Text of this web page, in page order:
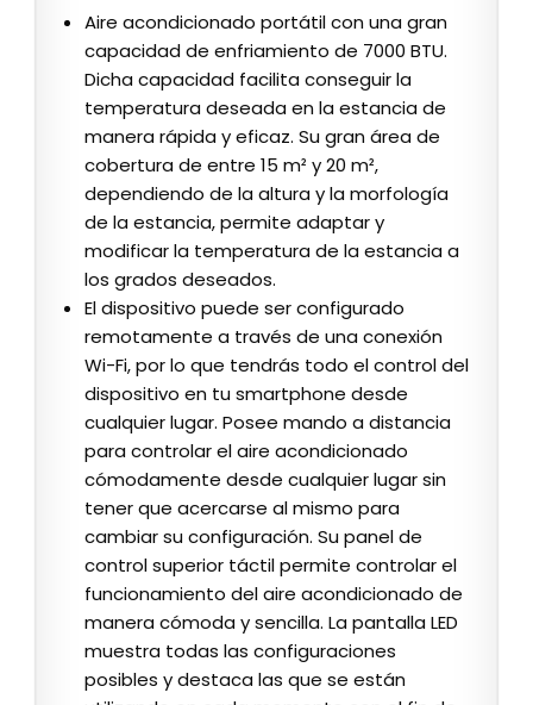
Aire acondicionado portátil con una gran
capacidad de enfriamiento de 7000 BTU.
Dicha capacidad facilita conseguir la
temperatura deseada en la estancia de
manera rápida y eficaz. Su gran área de
cobertura de entre 15 m² y 20 m²,
dependiendo de la altura y la morfología
de la estancia, permite adaptar y
modificar la temperatura de la estancia a
los grados deseados.
El dispositivo puede ser configurado
remotamente a través de una conexión
Wi-Fi, por lo que tendrás todo el control del
dispositivo en tu smartphone desde
cualquier lugar. Posee mando a distancia
para controlar el aire acondicionado
cómodamente desde cualquier lugar sin
tener que acercarse al mismo para
cambiar su configuración. Su panel de
control superior táctil permite controlar el
funcionamiento del aire acondicionado de
manera cómoda y sencilla. La pantalla LED
muestra todas las configuraciones
posibles y destaca las que se están